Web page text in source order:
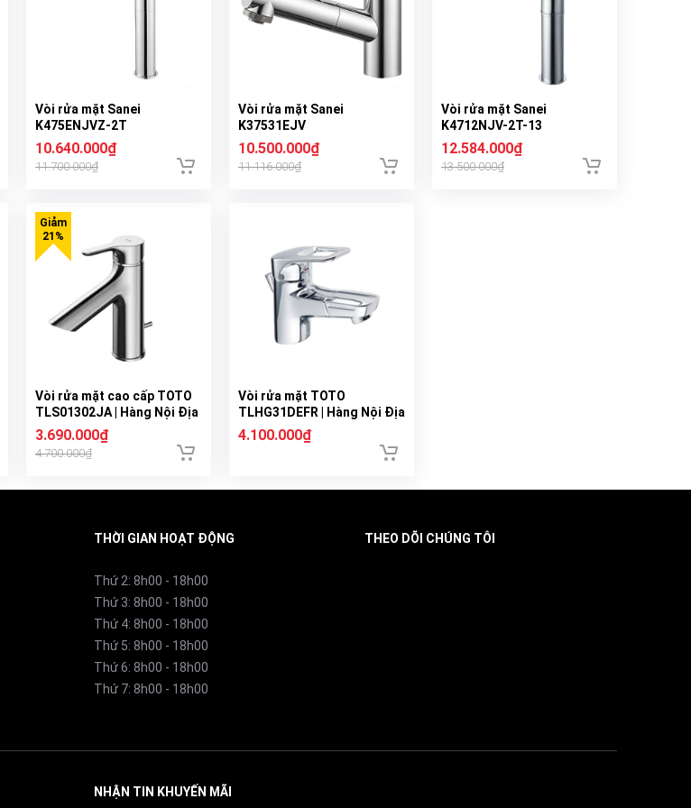
Vòi rửa mặt Sanei
K475ENJVZ-2T
10.640.000₫
11.700.000₫
Vòi rửa mặt Sanei
K37531EJV
10.500.000₫
11.116.000₫
Vòi rửa mặt Sanei
K4712NJV-2T-13
12.584.000₫
13.500.000₫
Vòi rửa mặt cao cấp TOTO
TLS01302JA | Hàng Nội Địa
Nhật
3.690.000₫
4.700.000₫
Vòi rửa mặt TOTO
TLHG31DEFR | Hàng Nội Địa
Nhật
4.100.000₫
THỜI GIAN HOẠT ĐỘNG
Thứ 2: 8h00 - 18h00
Thứ 3: 8h00 - 18h00
Thứ 4: 8h00 - 18h00
Thứ 5: 8h00 - 18h00
Thứ 6: 8h00 - 18h00
Thứ 7: 8h00 - 18h00
THEO DÕI CHÚNG TÔI
NHẬN TIN KHUYẾN MÃI